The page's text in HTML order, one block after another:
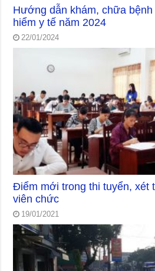
Hướng dẫn khám, chữa
hiểm y tế năm 2024
22/01/2024
Điểm mới trong thi tuyển, xét
viên chức
19/01/2021